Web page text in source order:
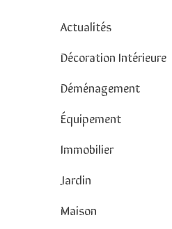
Actualités
Décoration Intérieure
Déménagement
Équipement
Immobilier
Jardin
Maison